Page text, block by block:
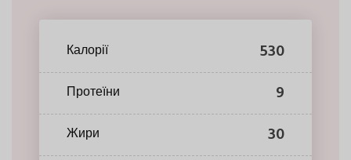
Калорії 530
Протеїни 9
Жири 30